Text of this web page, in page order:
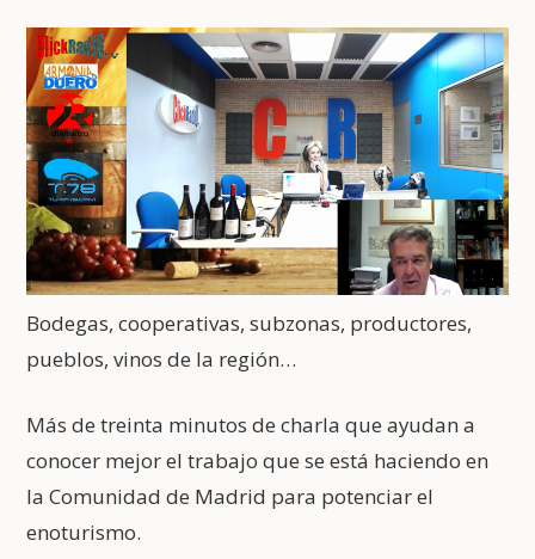
Bodegas, cooperativas, subzonas, productores,
pueblos, vinos de la región…
Más de treinta minutos de charla que ayudan a
conocer mejor el trabajo que se está haciendo en
la Comunidad de Madrid para potenciar el
enoturismo.